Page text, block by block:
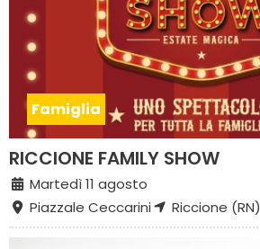
Famiglia
RICCIONE FAMILY SHOW
Martedì 11 agosto
Piazzale Ceccarini
Riccione (RN)